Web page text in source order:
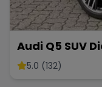
Audi Q5 SUV
5.0 (132)